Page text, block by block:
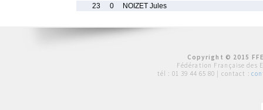
23
0 NOIZET Jules
Copyright © 2015
Fédération Française des
tél : 01 39 44 65 80 | contact :